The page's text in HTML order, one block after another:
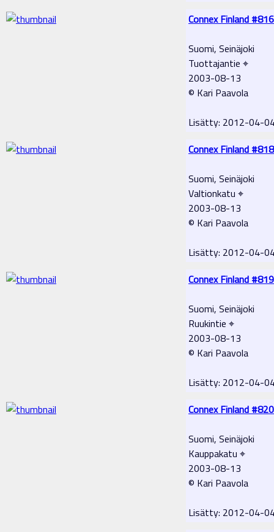
Connex Finland #816
Suomi, Seinäjoki
Tuottajantie ⌖
2003-08-13
© Kari Paavola
Lisätty: 2012-04-
Connex Finland #818
Suomi, Seinäjoki
Valtionkatu ⌖
2003-08-13
© Kari Paavola
Lisätty: 2012-04-
Connex Finland #819
Suomi, Seinäjoki
Ruukintie ⌖
2003-08-13
© Kari Paavola
Lisätty: 2012-04-
Connex Finland #820
Suomi, Seinäjoki
Kauppakatu ⌖
2003-08-13
© Kari Paavola
Lisätty: 2012-04-